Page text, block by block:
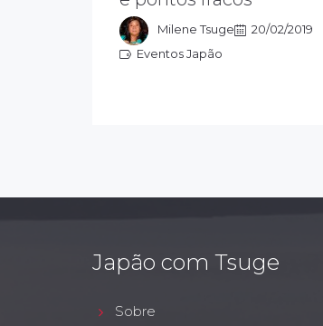
Milene Tsuge
20/02/2019
Eventos Japão
promove a cultura japonesa, trazendo
entretenimento para todas as idades.
Japão com Tsuge
Sobre